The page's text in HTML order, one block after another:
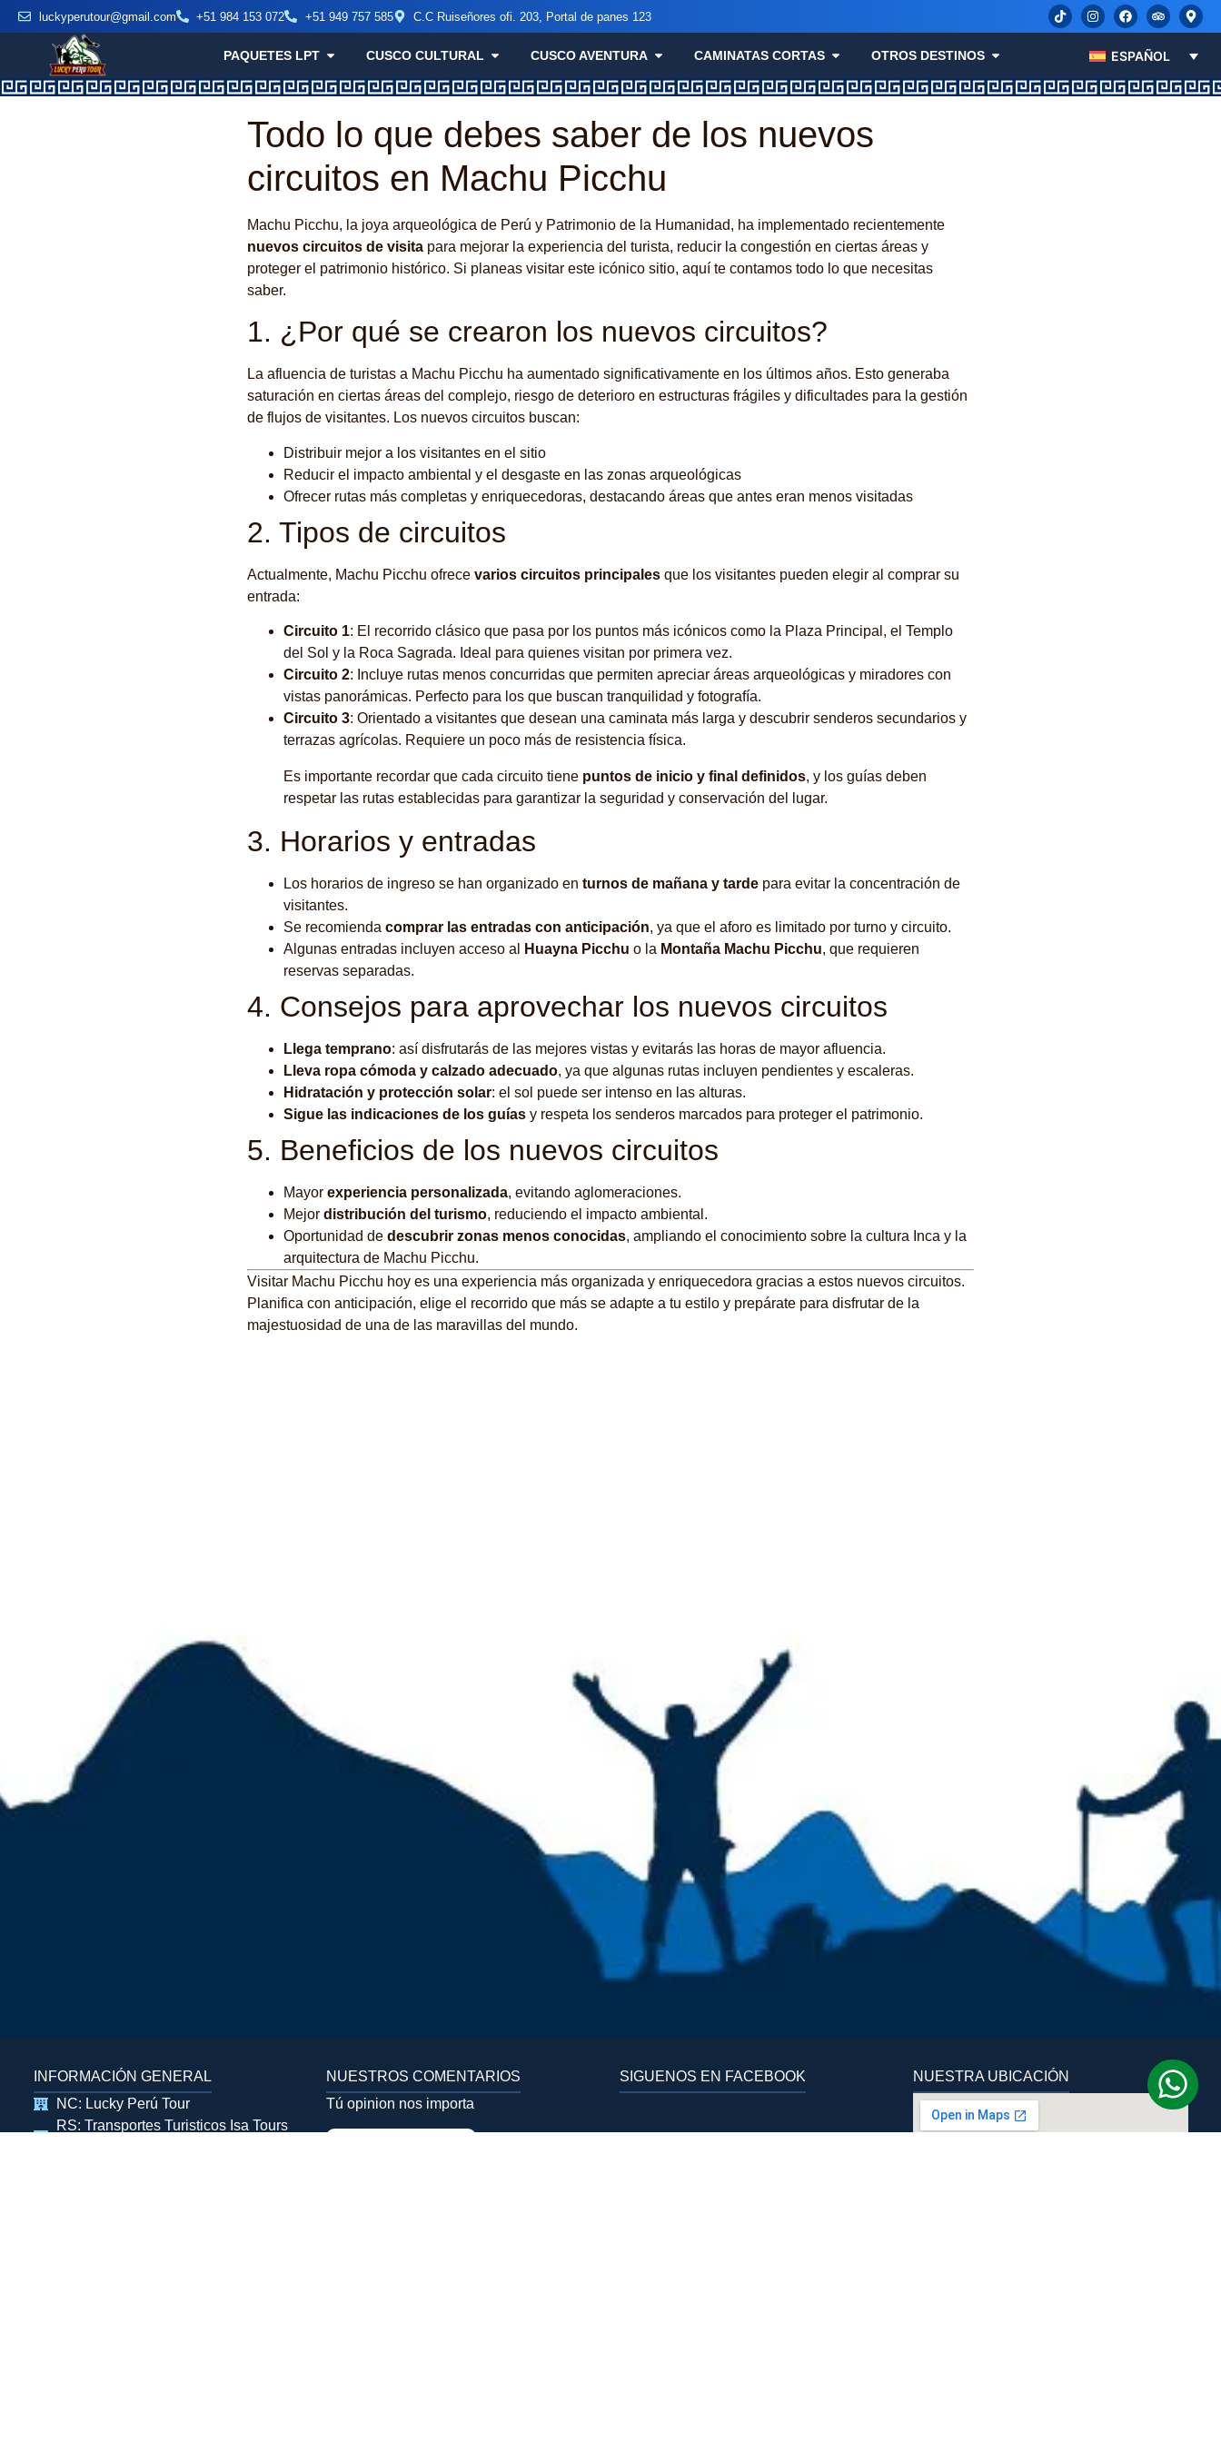
luckyperutour@gmail.com +51 984 153 072 +51 949 757 585 C.C Ruiseñores ofi. 203, Portal de panes 123
PAQUETES LPT CUSCO CULTURAL CUSCO AVENTURA CAMINATAS CORTAS OTROS DESTINOS ESPAÑOL
Todo lo que debes saber de los nuevos
circuitos en Machu Picchu
Machu Picchu, la joya arqueológica de Perú y Patrimonio de la Humanidad, ha implementado recientemente
nuevos circuitos de visita para mejorar la experiencia del turista, reducir la congestión en ciertas áreas y
proteger el patrimonio histórico. Si planeas visitar este icónico sitio, aquí te contamos todo lo que necesitas
saber.
1. ¿Por qué se crearon los nuevos circuitos?
La afluencia de turistas a Machu Picchu ha aumentado significativamente en los últimos años. Esto generaba
saturación en ciertas áreas del complejo, riesgo de deterioro en estructuras frágiles y dificultades para la gestión
de flujos de visitantes. Los nuevos circuitos buscan:
Distribuir mejor a los visitantes en el sitio
Reducir el impacto ambiental y el desgaste en las zonas arqueológicas
Ofrecer rutas más completas y enriquecedoras, destacando áreas que antes eran menos visitadas
2. Tipos de circuitos
Actualmente, Machu Picchu ofrece varios circuitos principales que los visitantes pueden elegir al comprar su
entrada:
Circuito 1: El recorrido clásico que pasa por los puntos más icónicos como la Plaza Principal, el Templo
del Sol y la Roca Sagrada. Ideal para quienes visitan por primera vez.
Circuito 2: Incluye rutas menos concurridas que permiten apreciar áreas arqueológicas y miradores con
vistas panorámicas. Perfecto para los que buscan tranquilidad y fotografía.
Circuito 3: Orientado a visitantes que desean una caminata más larga y descubrir senderos secundarios y
terrazas agrícolas. Requiere un poco más de resistencia física.
Es importante recordar que cada circuito tiene puntos de inicio y final definidos, y los guías deben
respetar las rutas establecidas para garantizar la seguridad y conservación del lugar.
3. Horarios y entradas
Los horarios de ingreso se han organizado en turnos de mañana y tarde para evitar la concentración de
visitantes.
Se recomienda comprar las entradas con anticipación, ya que el aforo es limitado por turno y circuito.
Algunas entradas incluyen acceso al
Huayna Picchu o la Montaña Machu Picchu, que requieren
reservas separadas.
4. Consejos para aprovechar los nuevos circuitos
Llega temprano: así disfrutarás de las mejores vistas y evitarás las horas de mayor afluencia.
Lleva ropa cómoda y calzado adecuado, ya que algunas rutas incluyen pendientes y escaleras.
Hidratación y protección solar: el sol puede ser intenso en las alturas.
Sigue las indicaciones de los guías y respeta los senderos marcados para proteger el patrimonio.
5. Beneficios de los nuevos circuitos
Mayor experiencia personalizada, evitando aglomeraciones.
Mejor distribución del turismo, reduciendo el impacto ambiental.
Oportunidad de descubrir zonas menos conocidas, ampliando el conocimiento sobre la cultura Inca y la
arquitectura de Machu Picchu.
Visitar Machu Picchu hoy es una experiencia más organizada y enriquecedora gracias a estos nuevos circuitos.
Planifica con anticipación, elige el recorrido que más se adapte a tu estilo y prepárate para disfrutar de la
majestuosidad de una de las maravillas del mundo.
INFORMACIÓN GENERAL
NC: Lucky Perú Tour
RS: Transportes Turisticos Isa Tours
NUESTROS COMENTARIOS
Tú opinion nos importa
SIGUENOS EN FACEBOOK NUESTRA UBICACIÓN